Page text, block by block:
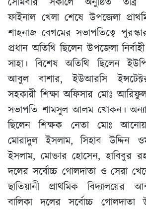
ফাইনাল খেলা শেষে উপজেলা
শাহনাজ বেগমের সভাপতিত্বে
প্রধান অতিথি ছিলেন উপজেলা
সাহা। বিশেষ অতিথি ছিলেন
আবুল বাশার, ইউআরসি
সহকারী শিক্ষা অফিসার মোঃ
সভাপতি শামসুল আলম খোকন।
ছিলেন শিক্ষক নেতা মোঃ
মোরাদুল ইসলাম, সিহাব উদ্দিন
ইসলাম, মোক্তার হোসেন, হাবিবুর
দলের সর্বোচ্চ গোলদাতা ও সেরা
ছাতিয়ানী প্রাথমিক
বালিকা দলের সর্বোচ্চ গোলদাতা